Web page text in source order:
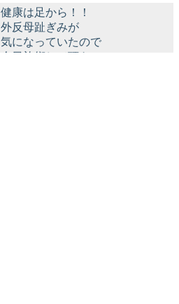
健康は足から！！
外反母趾ぎみが
気になっていたので
今日施術して頂き